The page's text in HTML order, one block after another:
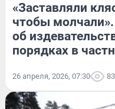
«Заставляли
чтобы
об
порядках в
26 апреля, 2026, 07:30